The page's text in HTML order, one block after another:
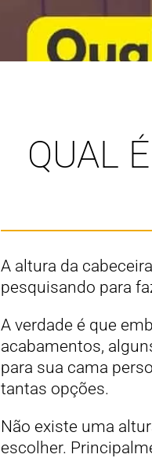
QUAL
A altura da
pesquisando para
A verdade é que
acabamentos,
para sua cama
tantas opções.
Não existe uma
escolher.